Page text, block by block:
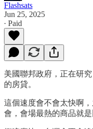
Flashsats
Jun 25, 2025
∙ Paid
美國聯邦政府，正在研
的房貸。
這個速度會不會太快啊
會，會場最熱的商品就